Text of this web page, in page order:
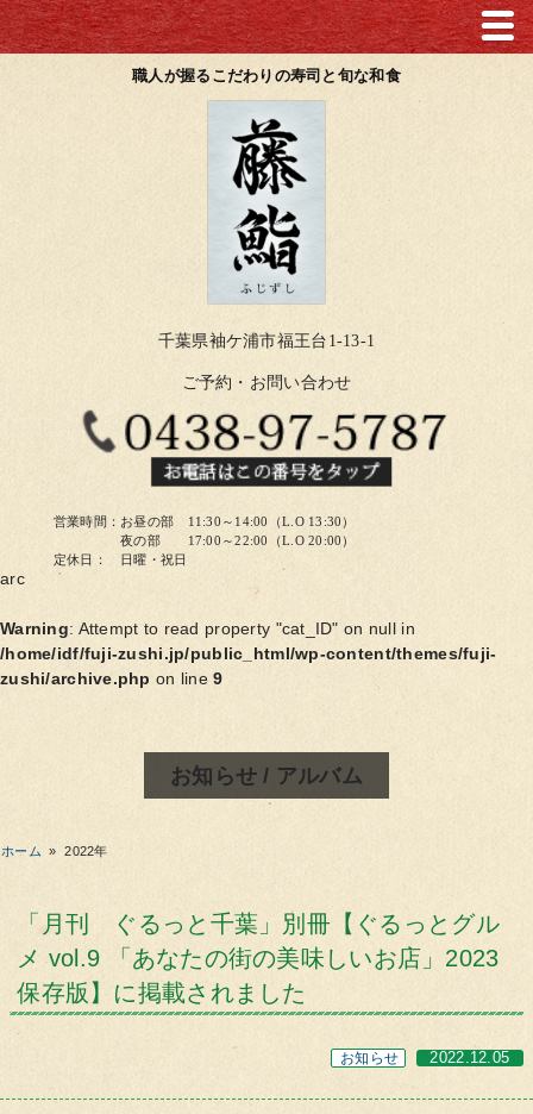
職人が握るこだわりの寿司と旬な和食
千葉県袖ケ浦市福王台1-13-1
ご予約・お問い合わせ
営業時間：お昼の部 11:30～14:00（L.O 13:30）
夜の部 17:00～22:00（L.O 20:00）
定休日： 日曜・祝日
arc
Warning: Attempt to read property "cat_ID" on null in
/home/idf/fuji-zushi.jp/public_html/wp-content/themes/fuji-
zushi/archive.php on line9
お知らせ / アルバム
ホーム »2022年
「月刊 ぐるっと千葉」別冊【ぐるっとグル
メ vol.9 「あなたの街の美味しいお店」2023
保存版】に掲載されました
お知らせ 2022.12.05